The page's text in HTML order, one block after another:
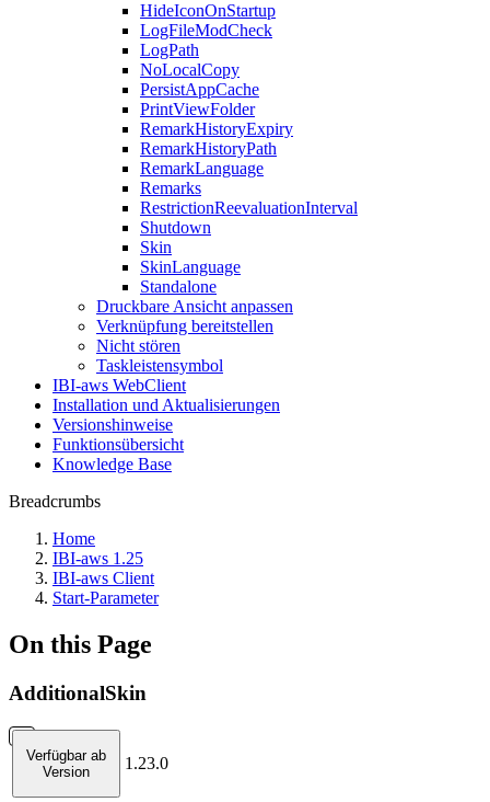
HideIconOnStartup
LogFileModCheck
LogPath
NoLocalCopy
PersistAppCache
PrintViewFolder
RemarkHistoryExpiry
RemarkHistoryPath
RemarkLanguage
Remarks
RestrictionReevaluationInterval
Shutdown
Skin
SkinLanguage
Standalone
Druckbare Ansicht anpassen
Verknüpfung bereitstellen
Nicht stören
Taskleistensymbol
IBI-aws WebClient
Installation und Aktualisierungen
Versionshinweise
Funktionsübersicht
Knowledge Base
Breadcrumbs
Home
IBI-aws 1.25
IBI-aws Client
Start-Parameter
On this Page
AdditionalSkin
Verfügbar ab
Version
1.23.0